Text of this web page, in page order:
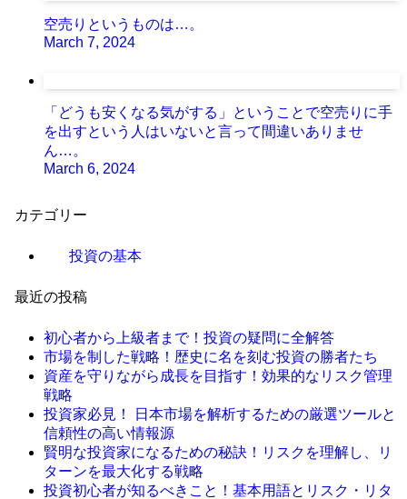
空売りというものは…。
March 7, 2024
「どうも安くなる気がする」ということで空売りに手
を出すという人はいないと言って間違いありませ
ん…。
March 6, 2024
カテゴリー
投資の基本
最近の投稿
初心者から上級者まで！投資の疑問に全解答
市場を制した戦略！歴史に名を刻む投資の勝者たち
資産を守りながら成長を目指す！効果的なリスク管理
戦略
投資家必見！ 日本市場を解析するための厳選ツールと
信頼性の高い情報源
賢明な投資家になるための秘訣！リスクを理解し、リ
ターンを最大化する戦略
投資初心者が知るべきこと！基本用語とリスク・リタ